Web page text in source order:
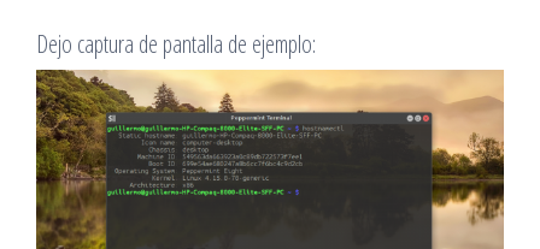
Dejo captura de pantalla de ejemplo: